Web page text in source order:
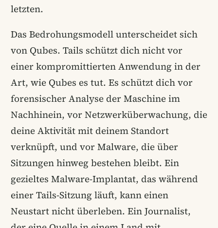
letzten.
Das Bedrohungsmodell unterscheidet sich
von Qubes. Tails schützt dich nicht vor
einer kompromittierten Anwendung in der
Art, wie Qubes es tut. Es schützt dich vor
forensischer Analyse der Maschine im
Nachhinein, vor Netzwerküberwachung, die
deine Aktivität mit deinem Standort
verknüpft, und vor Malware, die über
Sitzungen hinweg bestehen bleibt. Ein
gezieltes Malware-Implantat, das während
einer Tails-Sitzung läuft, kann einen
Neustart nicht überleben. Ein Journalist,